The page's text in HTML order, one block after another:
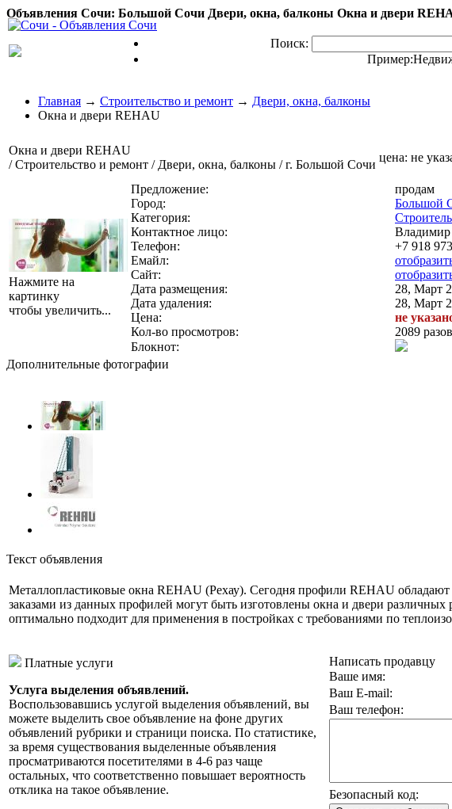
Объявления Сочи: Большой Сочи Двери, окна, балконы Окна и двери
Поиск:
Пример:
Главная → Строительство и ремонт → Двери, окна, балконы
Окна и двери REHAU
Окна и двери REHAU
/ Строительство и ремонт / Двери, окна, балконы / г. Большой Сочи
цена: не
Нажмите на
картинку
чтобы увеличить...
Предложение:
продам
Город:
Большой
Категория:
Контактное лицо:
Владимир
Телефон:
+7 918
Емайл:
Сайт:
Дата размещения:
28, Март
Дата удаления:
28, Март
Цена:
не
Кол-во просмотров:
2089 разов
Блокнот:
Дополнительные фотографии
Текст объявления
Металлопластиковые окна REHAU (Рехау). Сегодня профили REHAU
заказами из данных профилей могут быть изготовлены окна и двери
оптимально подходит для применения в постройках с требованиями по
Платные услуги
Услуга выделения объявлений.
Воспользовавшись услугой выделения объявлений, вы
можете выделить свое объявление на фоне других
объявлений рубрики и страници поиска. По статистике,
за время существования выделенные объявления
просматриваются посетителями в 4-6 раз чаще
остальных, что соответственно повышает вероятность
отклика на такое объявление.
Написать продавцу
Ваше имя:
Ваш E-mail:
Ваш телефон:
Безопасный код: